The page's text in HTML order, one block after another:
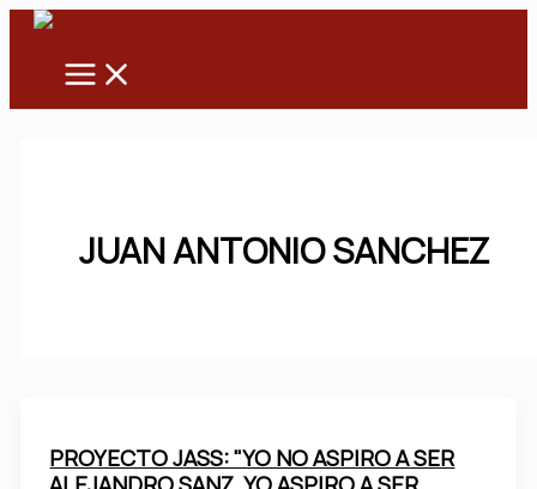
Ir
contenido
Main
JUAN ANTONIO SANCHEZ
PROYECTO JASS: "YO NO ASPIRO A SER